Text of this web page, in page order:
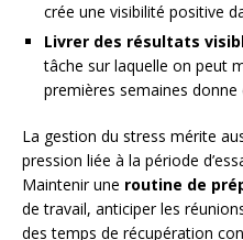
crée une visibilité positive
Livrer des résultats
tâche sur laquelle on peut
premières semaines
La gestion du stress mérite
pression liée à la période
Maintenir une routine de
de travail, anticiper les
des temps de récupération